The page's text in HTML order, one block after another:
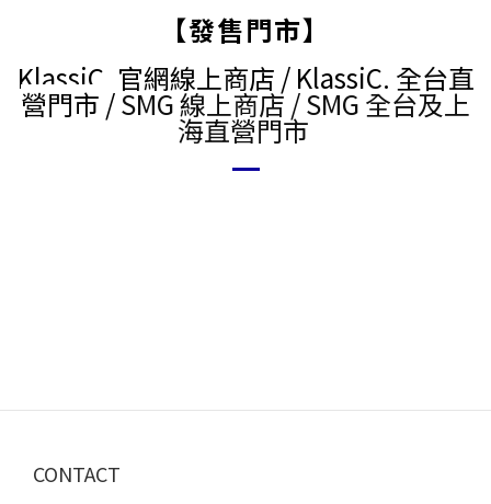
【發售門市】
KlassiC. 官網線上商店 / KlassiC. 全台直
營門市 /SMG 線上商店 / SMG 全台及上
海直營門市
CONTACT